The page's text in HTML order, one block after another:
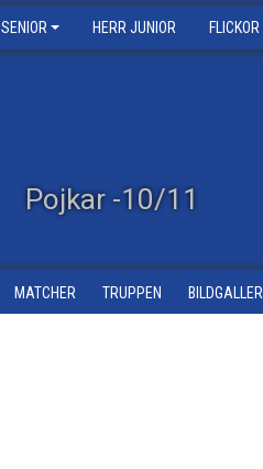
SENIOR HERR JUNIOR FLICKOR
Pojkar -10/11
MATCHER TRUPPEN BILDGALLERI